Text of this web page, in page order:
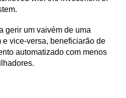
gerir um vaivém de uma
e vice-versa, beneficiarão de
automatizado com menos